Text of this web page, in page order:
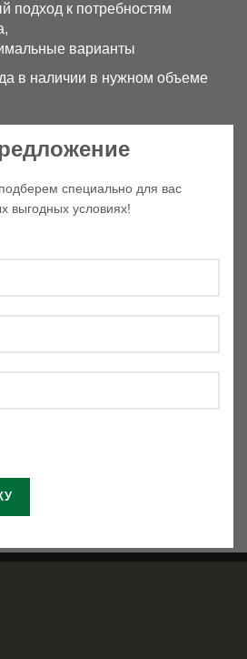
подход к потребностям
варианты
в наличии в нужном объеме
специально для вас
выгодных условиях!